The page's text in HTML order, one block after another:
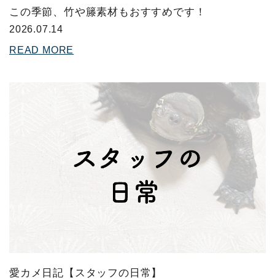
この季節、竹や籐素材もおすすめです！
2026.07.14
READ MORE
愛カメ日記【スタッフの日常】